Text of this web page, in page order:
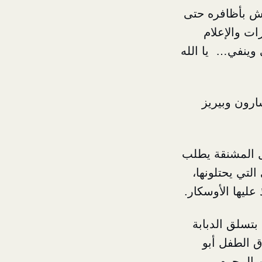
بأظافره حتى
والإعلام
وينفي… يا الله
وبيريز
المشنقة يطلب
يحتلونها،
الأوسكار.
الدبابة
الطفل أبو